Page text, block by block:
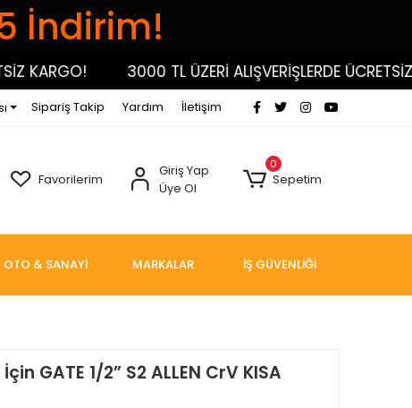
İndirim!
3000 TL ÜZERİ ALIŞVERİŞLERDE ÜCRETSİZ
Sipariş Takip Yardım İletişim
Favorilerim
Giriş Yap
Üye Ol
0
Sepetim
OTO & SANAYİ MARKALAR İŞ GÜVENLİĞİ
GATE 1/2” S2 ALLEN CrV KISA